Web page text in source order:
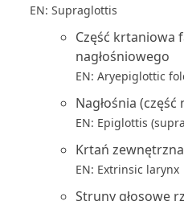
EN: Supraglottis
Część krtaniowa
nagłośniowego
EN: Aryepiglottic
Nagłośnia
EN: Epiglottis
Krtań zewnętrzna
EN: Extrinsic larynx
Struny głosowe